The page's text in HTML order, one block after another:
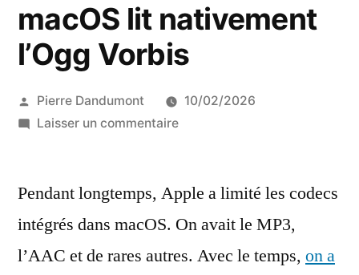
macOS lit nativement
l’Ogg Vorbis
Publié
par
Pierre Dandumont
10/02/2026
Laisser un commentairesur
nativement
Vorbis
Pendant longtemps, Apple a limité les codecs
intégrés dans macOS. On avait le MP3,
l’AAC et de rares autres. Avec le temps, on a